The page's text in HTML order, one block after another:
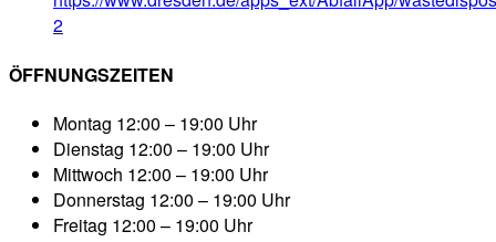
2
ÖFFNUNGSZEITEN
Montag 12:00 – 19:00 Uhr
Dienstag 12:00 – 19:00 Uhr
Mittwoch 12:00 – 19:00 Uhr
Donnerstag 12:00 – 19:00 Uhr
Freitag 12:00 – 19:00 Uhr